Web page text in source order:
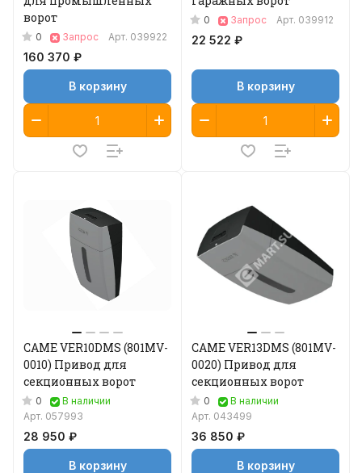
ворот
0 Запрос Арт. 039922
160 370 ₽
В корзину
0 Запрос Арт. 039912
22 522 ₽
В корзину
CAME VER10DMS (801MV-
0010) Привод для
секционных ворот
0
В наличии
Арт. 057993
28 950 ₽
В корзину
CAME VER13DMS (801MV-
0020) Привод для
секционных ворот
0
В наличии
Арт. 043499
36 850 ₽
В корзину